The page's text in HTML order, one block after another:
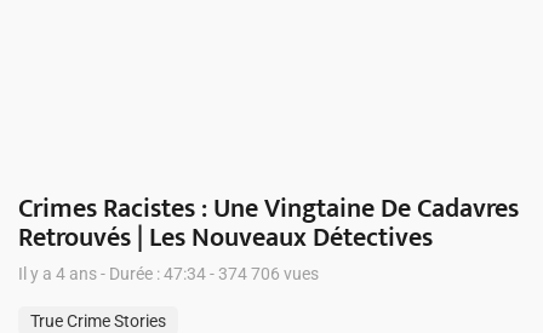
Crimes Racistes : Une Vingtaine De Cadavres
Retrouvés | Les Nouveaux Détectives
Il y a 4 ans - Durée : 47:34 - 374 706 vues
True Crime Stories